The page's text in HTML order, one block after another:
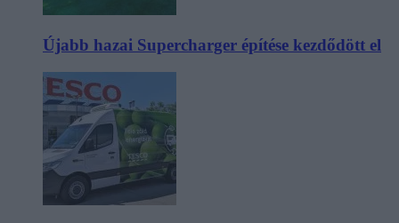
Újabb hazai Supercharger építése kezdődött el